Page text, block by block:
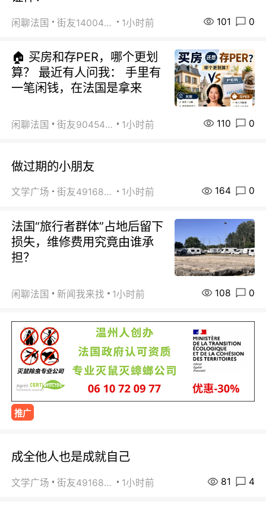
闲聊法国 街友14004820 1小时前 101 0
🏠 买房和存PER，哪个更划
算？ 最近有人问我： 手里有
一笔闲钱，在法国是拿来
闲聊法国 街友90454511 1小时前 110 0
做过期的小朋友
文学广场 街友49168527 1小时前 164 0
法国“旅行者群体”占地后留下
损失，维修费用究竟由谁承
担？
闲聊法国 新闻我来找 1小时前 108 0
推广
成全他人也是成就自己
文学广场 街友49168527 1小时前 81 4